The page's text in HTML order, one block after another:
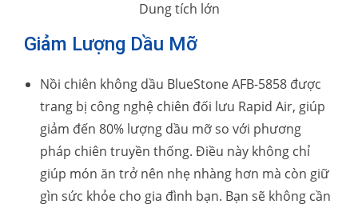
Dung tích lớn
Giảm Lượng Dầu Mỡ
Nồi chiên không dầu BlueStone AFB-5858 được
trang bị công nghệ chiên đối lưu Rapid Air, giúp
giảm đến 80% lượng dầu mỡ so với phương
pháp chiên truyền thống. Điều này không chỉ
giúp món ăn trở nên nhẹ nhàng hơn mà còn giữ
gìn sức khỏe cho gia đình bạn. Bạn sẽ không cần